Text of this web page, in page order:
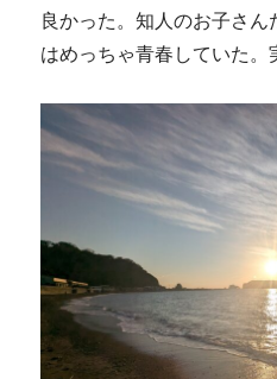
良かった。知人のお子さ
はめっちゃ青春していた。